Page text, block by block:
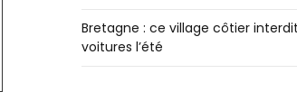
Bretagne : ce village côtier
voitures l’été